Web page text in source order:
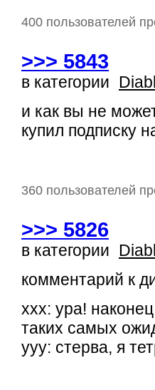
400 пользователей
>>> 5843
в категории
и как вы не
купил подписку
360 пользователей
>>> 5826
в категории
комментарий к
xxx: ура!
таких самых
yyy: стерва, я